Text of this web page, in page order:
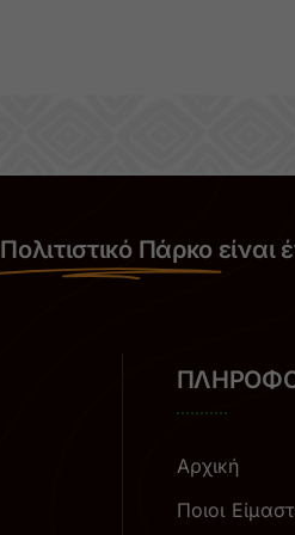
Πολιτιστικό Πάρκο είναι
Αρχική
Ποιοι